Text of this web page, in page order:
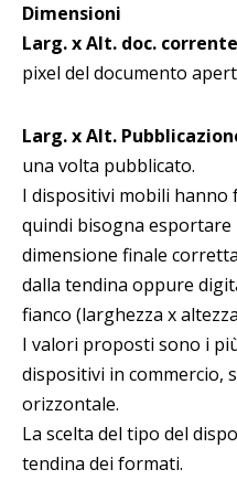
Dimensioni
Larg. x Alt. doc.
pixel del documento
Larg. x Alt.
una volta pubblicato.
I dispositivi mobili
quindi bisogna esportare
dimensione finale
dalla tendina oppure
fianco (larghezza x
I valori proposti sono i
dispositivi in commercio,
orizzontale.
La scelta del tipo del
tendina dei formati.